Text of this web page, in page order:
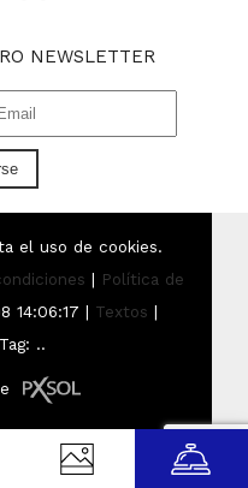
NEWSLETTER
el uso de cookies.
| Política de
14:06:17 | Textos |
Tag: ..